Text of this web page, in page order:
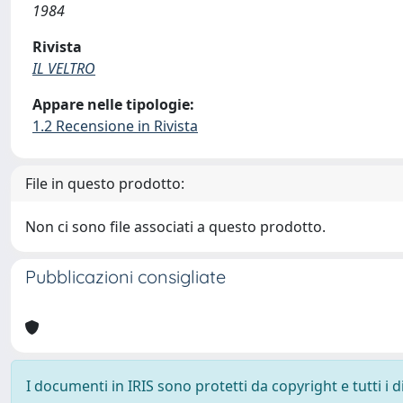
1984
Rivista
IL VELTRO
Appare nelle tipologie:
1.2 Recensione in Rivista
File in questo prodotto:
Non ci sono file associati a questo prodotto.
Pubblicazioni consigliate
I documenti in IRIS sono protetti da copyright e tutti i